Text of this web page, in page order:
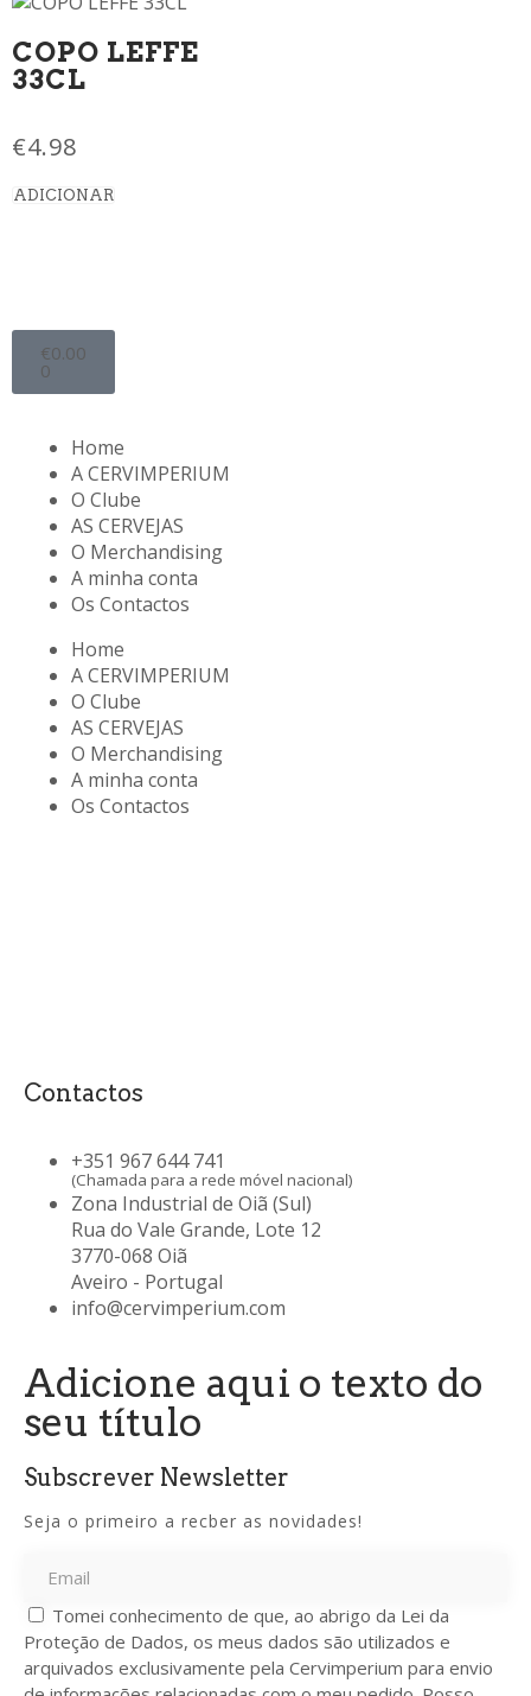
COPO LEFFE
33CL
€4.98
ADICIONAR
€0.00
0
Home
A CERVIMPERIUM
O Clube
AS CERVEJAS
O Merchandising
A minha conta
Os Contactos
Home
A CERVIMPERIUM
O Clube
AS CERVEJAS
O Merchandising
A minha conta
Os Contactos
Contactos
+351 967 644 741
(Chamada para a rede móvel nacional)
Zona Industrial de Oiã (Sul)
Rua do Vale Grande, Lote 12
3770-068 Oiã
Aveiro - Portugal
info@cervimperium.com
Adicione aqui o texto do
seu título
Subscrever Newsletter
Seja o primeiro a recber as novidades!
Tomei conhecimento de que, ao abrigo da Lei da
Proteção de Dados, os meus dados são utilizados e
arquivados exclusivamente pela Cervimperium para envio